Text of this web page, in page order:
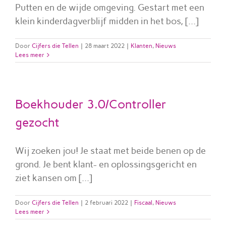
Putten en de wijde omgeving. Gestart met een
klein kinderdagverblijf midden in het bos, [...]
Door Cijfers die Tellen 28 maart 2022 Klanten, Nieuws
Lees meer
Boekhouder 3.0/Controller
gezocht
Wij zoeken jou! Je staat met beide benen op de
grond. Je bent klant- en oplossingsgericht en
ziet kansen om [...]
Door Cijfers die Tellen 2 februari 2022 Fiscaal , Nieuws
Lees meer